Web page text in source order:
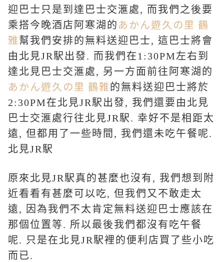
迎巴士只是到達巴士交滙處, 而我們之後要
乘搭今晚酒店阿寒湖的 あかん遊久の里 鶴
雅幫我們安排的無料送迎巴士, 這巴士將會
由北見JR駅出發. 而我們在1:30PM左右到
達北見 巴士交滙處, 另一方面前往 阿寒湖的
あかん遊久の里 鶴雅的無料送迎巴士將於
2:30PM在北見JR駅出發, 我們還要由北見
巴士交滙處行往北見JR駅. 幸好不是相距太
遠, 但都用了一些時間, 我們還未吃午餐呢.
北見JR駅
原來北見JR駅真的甚麼也沒有, 我們想到附
近看看有甚麼可以吃, 但我們又不敢走太
遠, 因為我們不太肯定無料送迎巴士應該在
那個位置等. 所以最後我們都沒有吃午餐
呢. 只是在北見JR駅裡的便利店買了些小吃
而已.